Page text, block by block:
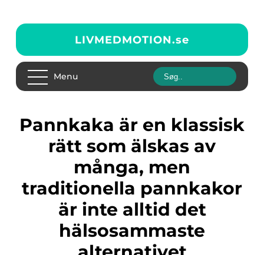
LIVMEDMOTION.se
Menu
Pannkaka är en klassisk
rätt som älskas av
många, men
traditionella pannkakor
är inte alltid det
hälsosammaste